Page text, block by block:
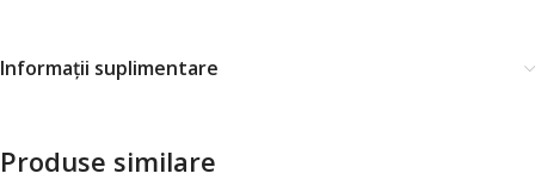
Informații suplimentare
Produse similare